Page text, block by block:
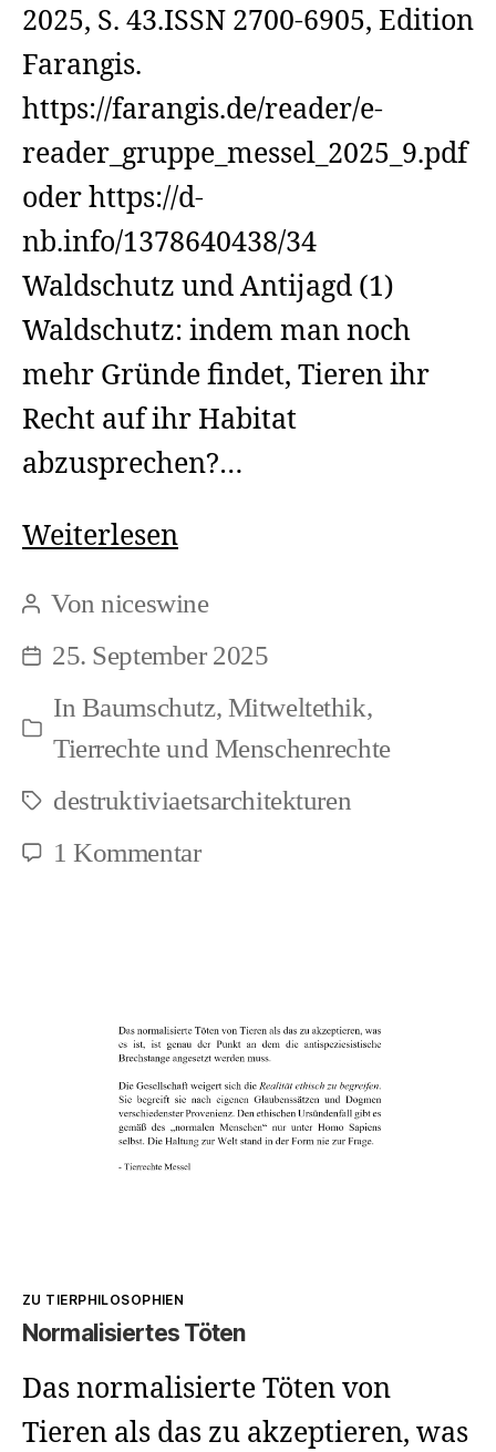
2025, S. 43.ISSN 2700-6905, Edition
Farangis.
https://farangis.de/reader/e-
reader_gruppe_messel_2025_9.pdf
oder https://d-
nb.info/1378640438/34
Waldschutz und Antijagd (1)
Waldschutz: indem man noch
mehr Gründe findet, Tieren ihr
Recht auf ihr Habitat
abzusprechen?…
WeiterlesenWaldschutz
Antijagd
(1),
korrigierte
Fassung
Beitragsautor
Vonniceswine
Beitragsdatum
25. September 2025
Kategorien
In Baumschutz, Mitweltethik,
Tierrechte und Menschenrechte
Schlagwörter
destruktiviaetsarchitekturen
1 Kommentarzu
korrigierte
Fassung
Kategorien
ZU TIERPHILOSOPHIEN
Normalisiertes Töten
Das normalisierte Töten von
Tieren als das zu akzeptieren, was